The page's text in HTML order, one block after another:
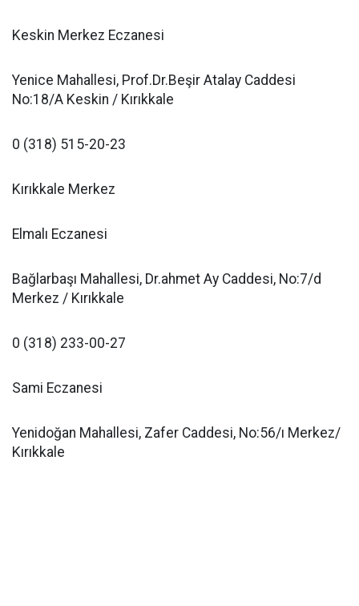
Keskin Merkez Eczanesi
Yenice Mahallesi, Prof.Dr.Beşir Atalay Caddesi
No:18/A Keskin / Kırıkkale
0 (318) 515-20-23
Kırıkkale Merkez
Elmalı Eczanesi
Bağlarbaşı Mahallesi, Dr.ahmet Ay Caddesi, No:7/d
Merkez / Kırıkkale
0 (318) 233-00-27
Sami Eczanesi
Yenidoğan Mahallesi, Zafer Caddesi, No:56/ı Merkez/
Kırıkkale